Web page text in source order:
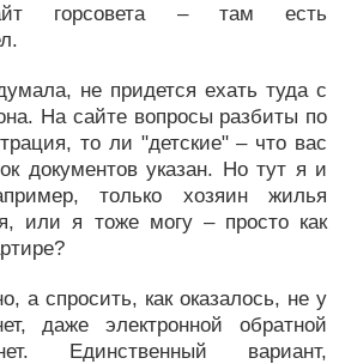
горсовета – там есть
не придется ехать туда с
На сайте вопросы разбиты по
то ли "детские" – что вас
документов указан. Но тут я и
только хозяин жилья
или я тоже могу – просто как
а спросить, как оказалось, не у
даже электронной обратной
Единственный вариант,